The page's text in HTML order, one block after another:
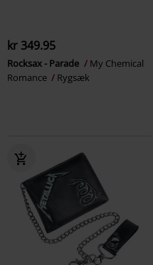
kr 349.95
Rocksax - Parade
My Chemical
Romance
Rygsæk